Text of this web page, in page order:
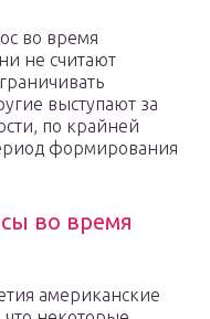
во время
не считают
выступают за
по крайней
формирования
во время
американские